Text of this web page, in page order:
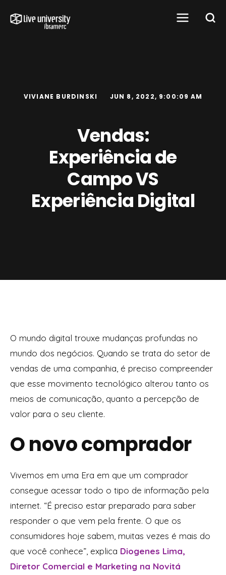
VIVIANE BURDINSKI JUN 8, 2022, 9:00:09 AM
Vendas:
Experiência de
Campo VS
Experiência Digital
O mundo digital trouxe mudanças profundas no
mundo dos negócios. Quando se trata do setor de
vendas de uma companhia, é preciso compreender
que esse movimento tecnológico alterou tanto os
meios de comunicação, quanto a percepção de
valor para o seu cliente.
O novo comprador
Vivemos em uma Era em que um comprador
consegue acessar todo o tipo de informação pela
internet. “É preciso estar preparado para saber
responder o que vem pela frente. O que os
consumidores hoje sabem, muitas vezes é mais do
que você conhece”, explica Diogenes Lima,
Diretor Comercial e Marketing na Novitá